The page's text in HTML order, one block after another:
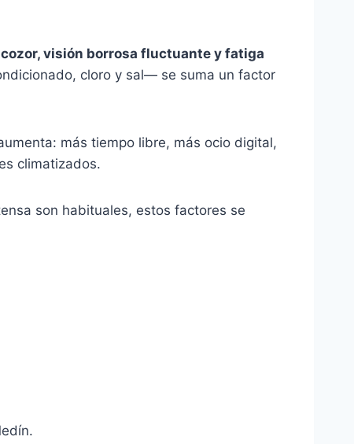
visión borrosa fluctuante y fatiga
cloro y sal— se suma un factor
más tiempo libre, más ocio digital,
climatizados.
son habituales, estos factores se